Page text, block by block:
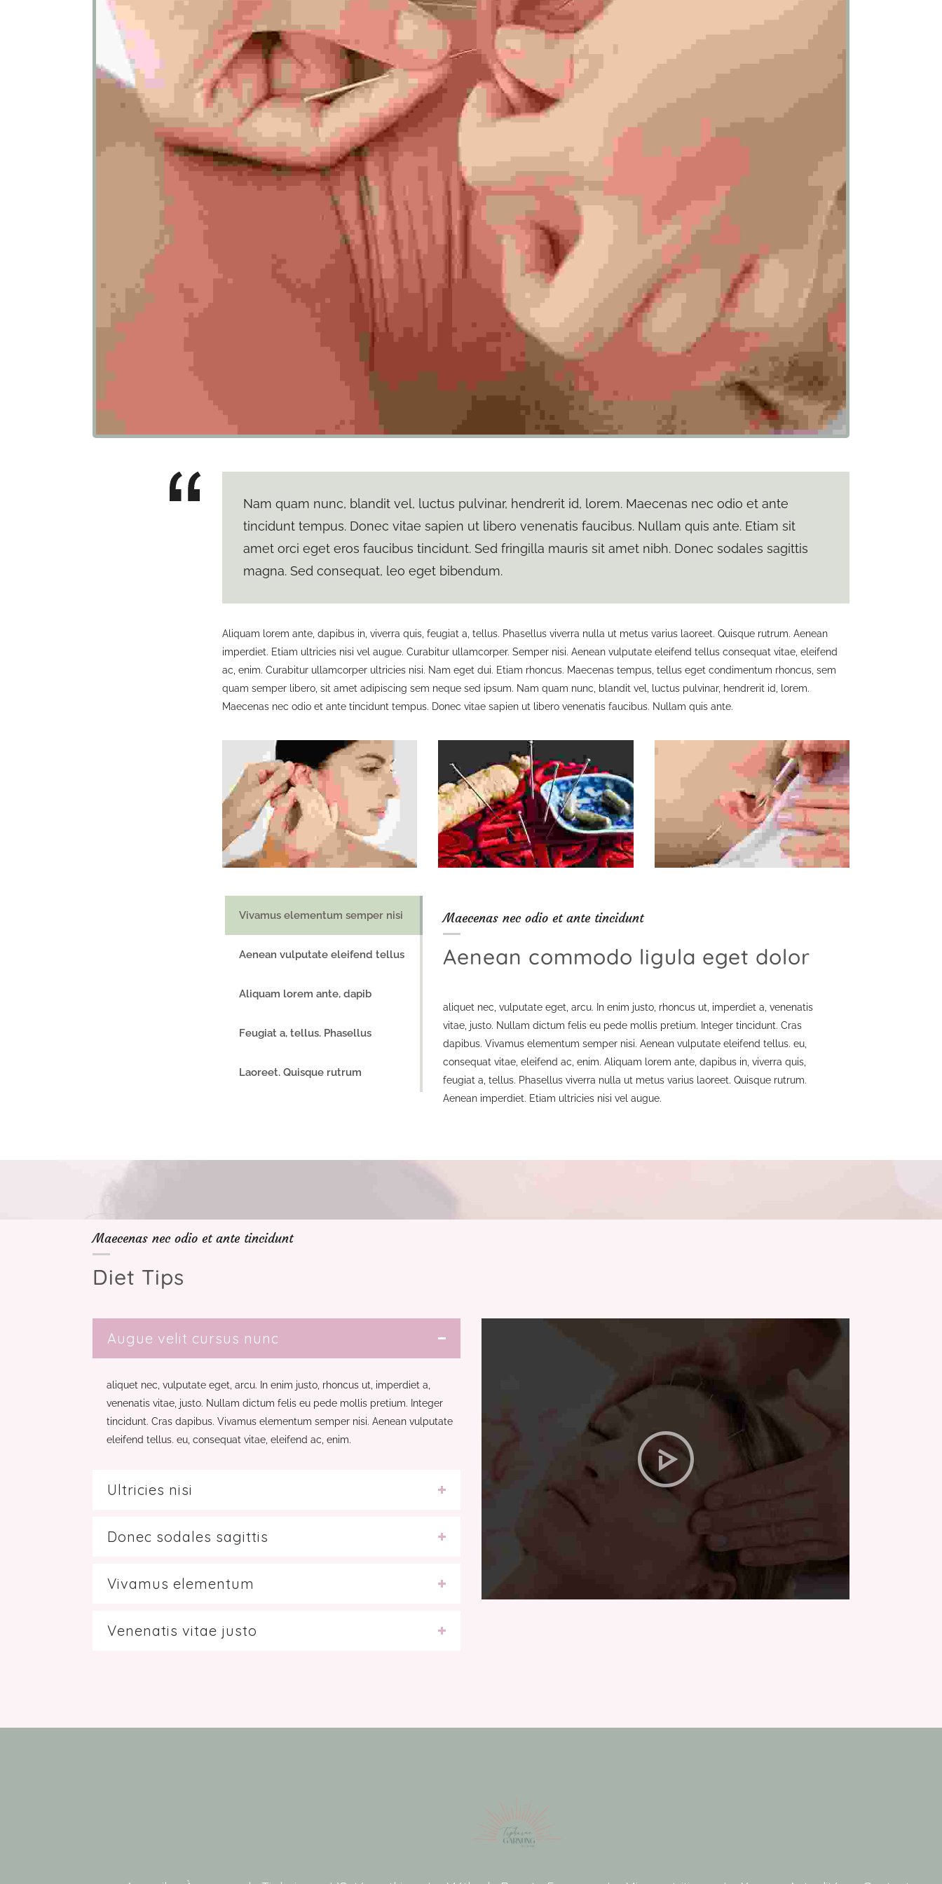
Nam quam nunc, blandit vel, luctus pulvinar, hendrerit id, lorem. Maecenas nec odio et ante
tincidunt tempus. Donec vitae sapien ut libero venenatis faucibus. Nullam quis ante. Etiam sit
amet orci eget eros faucibus tincidunt. Sed fringilla mauris sit amet nibh. Donec sodales sagittis
magna. Sed consequat, leo eget bibendum.
Aliquam lorem ante, dapibus in, viverra quis, feugiat a, tellus. Phasellus viverra nulla ut metus varius laoreet. Quisque rutrum. Aenean
imperdiet. Etiam ultricies nisi vel augue. Curabitur ullamcorper. Semper nisi. Aenean vulputate eleifend tellus consequat vitae, eleifend
ac, enim. Curabitur ullamcorper ultricies nisi. Nam eget dui. Etiam rhoncus. Maecenas tempus, tellus eget condimentum rhoncus, sem
quam semper libero, sit amet adipiscing sem neque sed ipsum. Nam quam nunc, blandit vel, luctus pulvinar, hendrerit id, lorem.
Maecenas nec odio et ante tincidunt tempus. Donec vitae sapien ut libero venenatis faucibus. Nullam quis ante.
Vivamus elementum semper nisi
Aenean vulputate eleifend tellus
Aliquam lorem ante, dapib
Feugiat a, tellus. Phasellus
Laoreet. Quisque rutrum
Maecenas nec odio et ante tincidunt
Aenean commodo ligula eget dolor
aliquet nec, vulputate eget, arcu. In enim justo, rhoncus ut, imperdiet a, venenatis
vitae, justo. Nullam dictum felis eu pede mollis pretium. Integer tincidunt. Cras
dapibus. Vivamus elementum semper nisi. Aenean vulputate eleifend tellus. eu,
consequat vitae, eleifend ac, enim. Aliquam lorem ante, dapibus in, viverra quis,
feugiat a, tellus. Phasellus viverra nulla ut metus varius laoreet. Quisque rutrum.
Aenean imperdiet. Etiam ultricies nisi vel augue.
Maecenas nec odio et ante tincidunt
Diet Tips
Augue velit cursus nunc
aliquet nec, vulputate eget, arcu. In enim justo, rhoncus ut, imperdiet a,
venenatis vitae, justo. Nullam dictum felis eu pede mollis pretium. Integer
tincidunt. Cras dapibus. Vivamus elementum semper nisi. Aenean vulputate
eleifend tellus. eu, consequat vitae, eleifend ac, enim.
Ultricies nisi
Donec sodales sagittis
Vivamus elementum
Venenatis vitae justo